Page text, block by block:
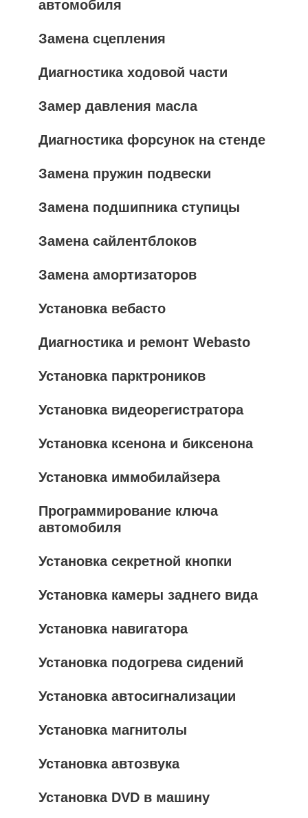
автомобиля
Замена сцепления
Диагностика ходовой части
Замер давления масла
Диагностика форсунок на стенде
Замена пружин подвески
Замена подшипника ступицы
Замена сайлентблоков
Замена амортизаторов
Установка вебасто
Диагностика и ремонт Webasto
Установка парктроников
Установка видеорегистратора
Установка ксенона и биксенона
Установка иммобилайзера
Программирование ключа
автомобиля
Установка секретной кнопки
Установка камеры заднего вида
Установка навигатора
Установка подогрева сидений
Установка автосигнализации
Установка магнитолы
Установка автозвука
Установка DVD в машину